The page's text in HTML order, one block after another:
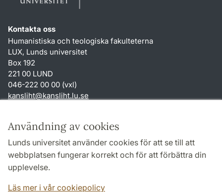
Användning av cookies
Lunds universitet använder cookies för att se till att
webbplatsen fungerar korrekt och för att förbättra din
upplevelse.
Läs mer i vår cookiepolicy
Kontakta oss
Humanistiska och teologiska fakulteterna
LUX, Lunds universitet
Box 192
221 00 LUND
046-222 00 00 (vxl)
kansliht@kansliht.lu.se
Genvägar
Om webbplatsen och cookies
Behandling av personuppgifter
Tillgänglighetsredogörelse